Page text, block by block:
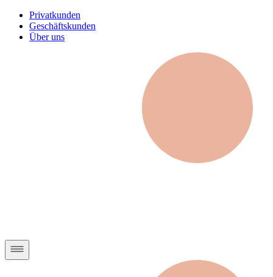
Privatkunden
Geschäftskunden
Über uns